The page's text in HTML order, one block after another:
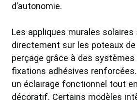
d’autonomie.
Les appliques murales
directement sur les poteaux
perçage grâce à des systèmes
fixations adhésives
un éclairage fonctionnel tout
décoratif. Certains modèles